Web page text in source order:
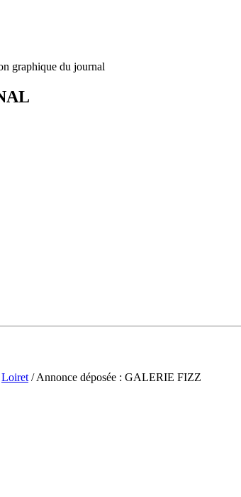
graphique du journal
Loiret / Annonce déposée : GALERIE FIZZ